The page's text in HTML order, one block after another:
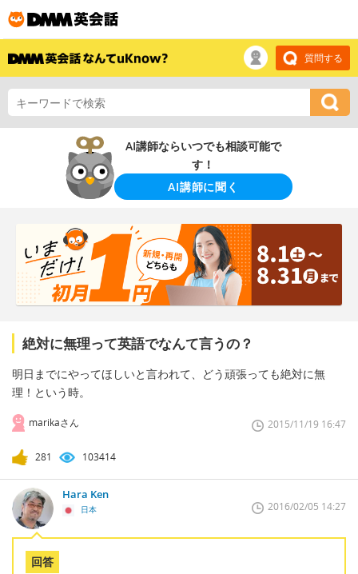
質問する
AI講師ならいつでも相談可能で
す！
AI講師に聞く
絶対に無理って英語でなんて言うの？
明日までにやってほしいと言われて、どう頑張っても絶対に無
理！という時。
marikaさん 2015/11/19 16:47
281 103414
Hara Ken
日本 2016/02/05 14:27
回答